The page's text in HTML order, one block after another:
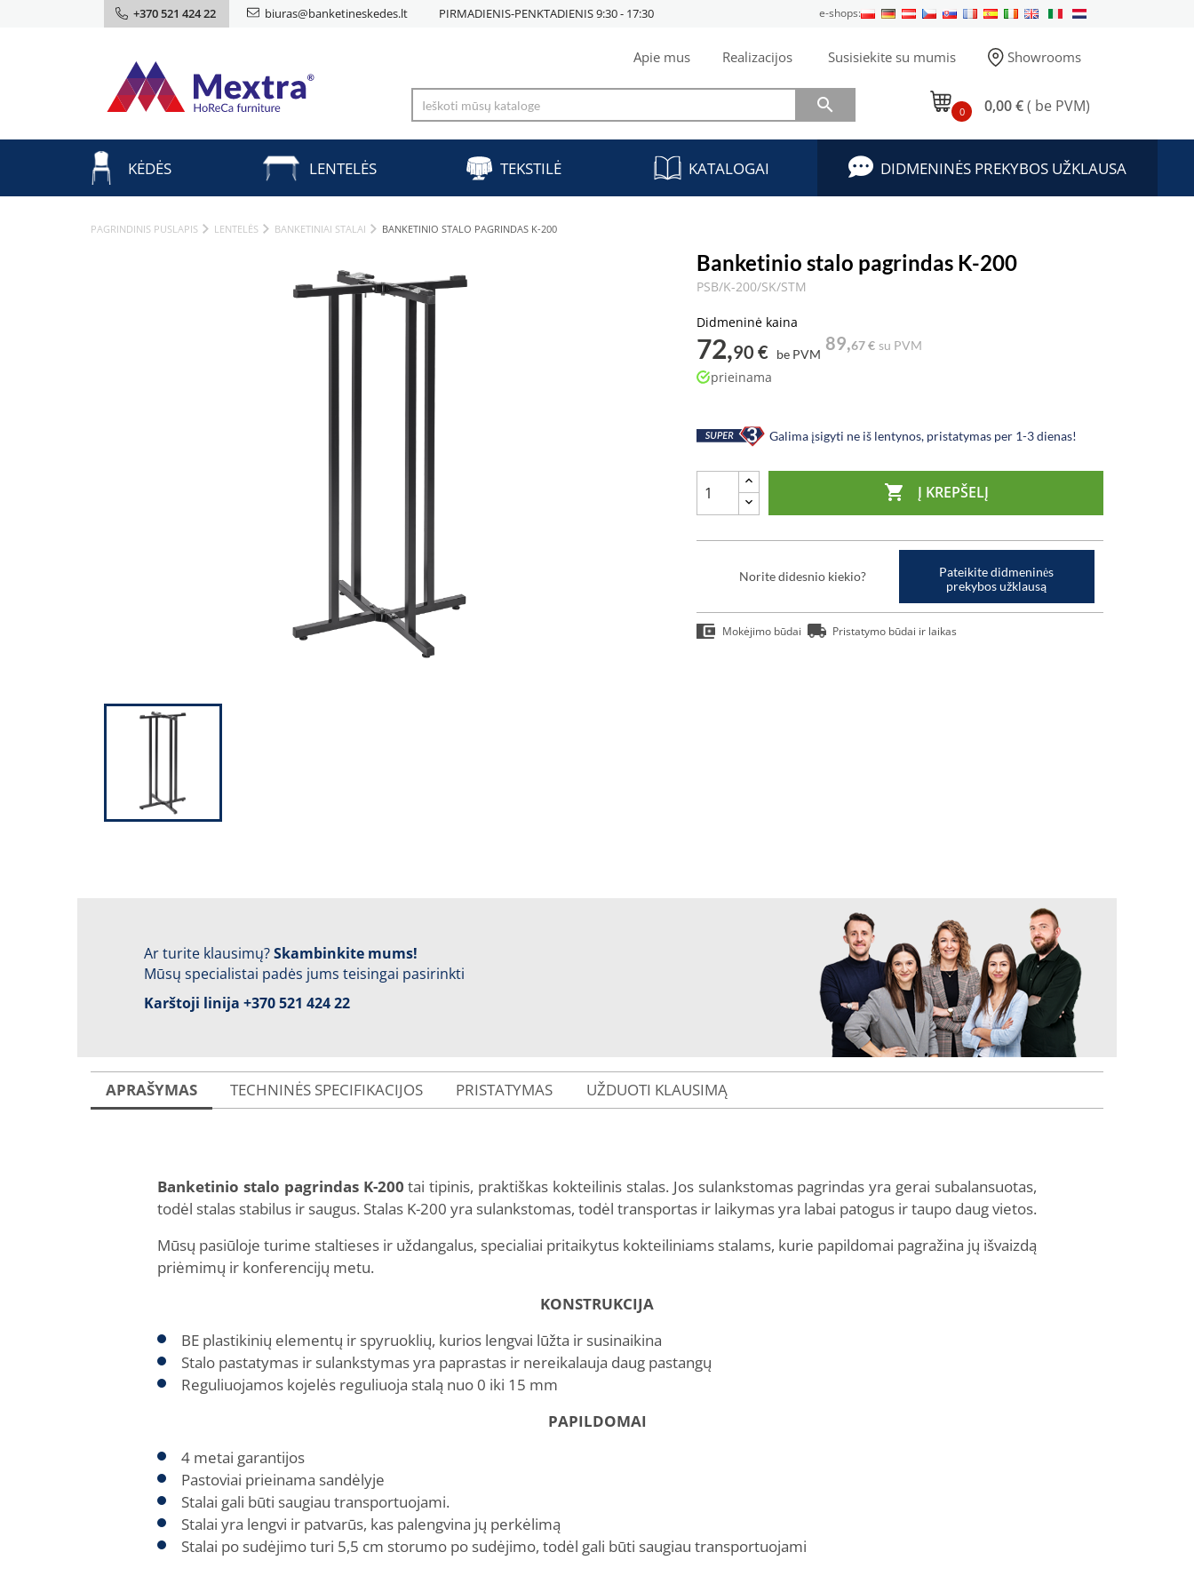
+370 521 424 22 biuras@banketineskedes.lt PIRMADIENIS-PENKTADIENIS 9:30 - 17:30 e-shops:
Apie mus Realizacijos Susisiekite su mumis Showrooms
 0 0,00 €( be PVM)
KĖDĖS LENTELĖS TEKSTILĖ KATALOGAI DIDMENINĖS PREKYBOS UŽKLAUSA
PAGRINDINIS PUSLAPIS LENTELĖS BANKETINIAI STALAI BANKETINIO STALO PAGRINDAS K-200
Banketinio stalo pagrindas K-200
PSB/K-200/SK/STM
Didmeninė kaina
72,90 € be PVM
89,67 € su PVM
prieinama
Galima įsigyti ne iš lentynos, pristatymas per 1-3 dienas!
 Į KREPŠELĮ
Norite didesnio kiekio?
Pateikite didmeninės
prekybos užklausą
Mokėjimo būdai Pristatymo būdai ir laikas
Ar turite klausimų?Skambinkite mums!
Mūsų specialistai padės jums teisingai pasirinkti
Karštoji linija +370 521 424 22
APRAŠYMAS TECHNINĖS SPECIFIKACIJOS PRISTATYMAS UŽDUOTI KLAUSIMĄ
Banketinio stalo pagrindas K-200 tai tipinis, praktiškas kokteilinis stalas. Jos sulankstomas pagrindas yra gerai subalansuotas,
todėl stalas stabilus ir saugus. Stalas K-200 yra sulankstomas, todėl transportas ir laikymas yra labai patogus ir taupo daug vietos.
Mūsų pasiūloje turime staltieses ir uždangalus, specialiai pritaikytus kokteiliniams stalams, kurie papildomai pagražina jų išvaizdą
priėmimų ir konferencijų metu.
KONSTRUKCIJA
BE plastikinių elementų ir spyruoklių, kurios lengvai lūžta ir susinaikina
Stalo pastatymas ir sulankstymas yra paprastas ir nereikalauja daug pastangų
Reguliuojamos kojelės reguliuoja stalą nuo 0 iki 15 mm
PAPILDOMAI
4 metai garantijos
Pastoviai prieinama sandėlyje
Stalai gali būti saugiau transportuojami.
Stalai yra lengvi ir patvarūs, kas palengvina jų perkėlimą
Stalai po sudėjimo turi 5,5 cm storumo po sudėjimo, todėl gali būti saugiau transportuojami